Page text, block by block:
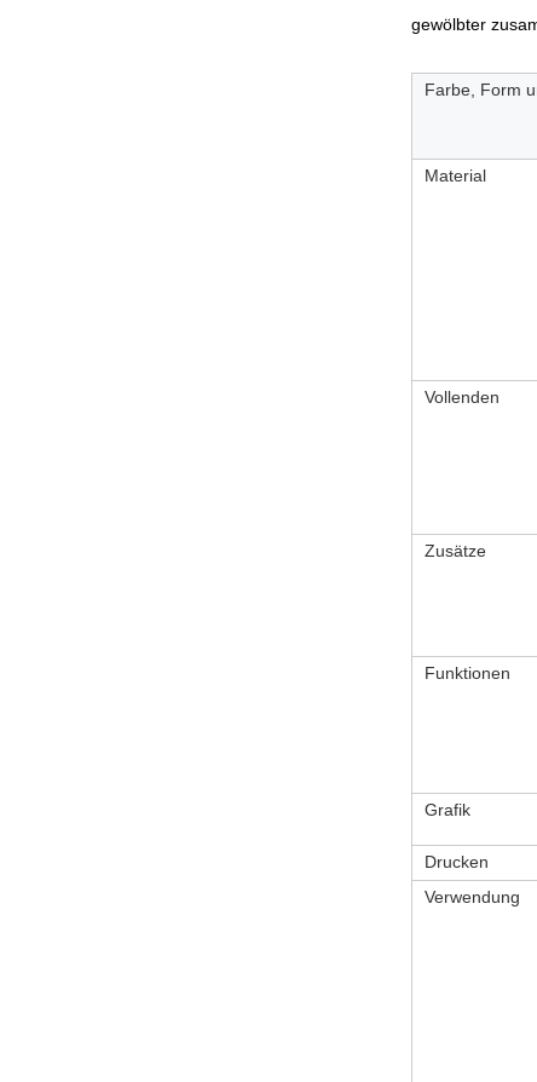
gewölbter
Farbe, Form
Material
Vollenden
Zusätze
Funktionen
Grafik
Drucken
Verwendung